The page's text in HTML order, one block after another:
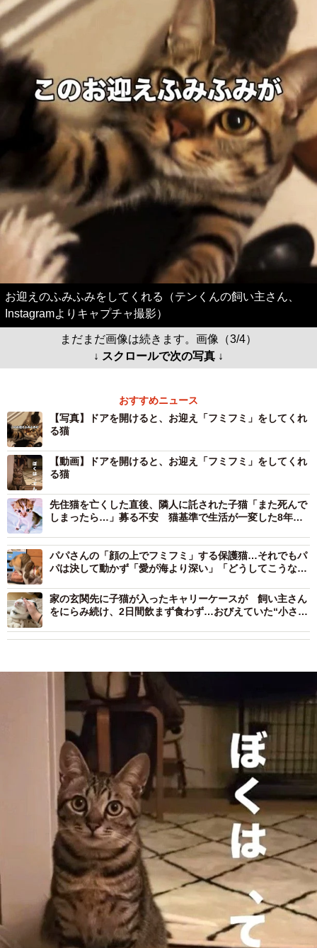
お迎えのふみふみをしてくれる（テンくんの飼い主さん、
Instagramよりキャプチャ撮影）
まだまだ画像は続きます。画像（3/4）
↓ スクロールで次の写真 ↓
おすすめニュース
【写真】ドアを開けると、お迎え「フミフミ」をしてくれ
る猫
【動画】ドアを開けると、お迎え「フミフミ」をしてくれ
る猫
先住猫を亡くした直後、隣人に託された子猫「また死んで
しまったら…」募る不安 猫基準で生活が一変した8年の
パパさんの「顔の上でフミフミ」する保護猫…それでもパ
パは決して動かず「愛が海より深い」「どうしてこうなっ
家の玄関先に子猫が入ったキャリーケースが 飼い主さん
をにらみ続け、2日間飲まず食わず…おびえていた“小さな